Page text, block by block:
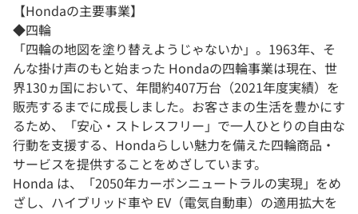
【Hondaの主要事業】
◆四輪
「四輪の地図を塗り替えようじゃないか」。1963年、そ
んな掛け声のもと始まった Hondaの四輪事業は現在、世
界130ヵ国において、年間約407万台（2021年度実績）を
販売するまでに成長しました。お客さまの生活を豊かにす
るため、「安心・ストレスフリー」で一人ひとりの自由な
行動を支援する、Hondaらしい魅力を備えた四輪商品・
サービスを提供することをめざしています。
Honda は、「2050年カーボンニュートラルの実現」をめ
ざし、ハイブリッド車や EV（電気自動車）の適用拡大を